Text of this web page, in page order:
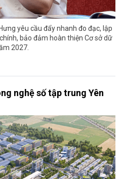
yêu cầu đẩy nhanh đo đạc, lập
bảo đảm hoàn thiện Cơ sở dữ
2027.
nghệ số tập trung Yên